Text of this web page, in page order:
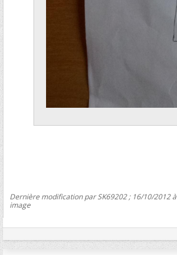
Dernière modification par SK69202 ; 16/10/2012 à
image